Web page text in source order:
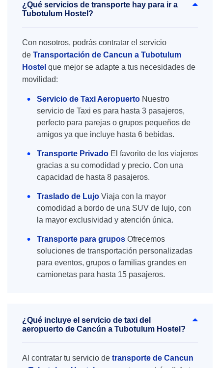
¿Qué servicios de transporte hay para ir a
Tubotulum Hostel?
Con nosotros, podrás contratar el servicio
de Transportación de Cancun a Tubotulum
Hostel que mejor se adapte a tus necesidades de
movilidad:
Servicio de Taxi Aeropuerto Nuestro
servicio de Taxi es para hasta 3 pasajeros,
perfecto para parejas o grupos pequeños de
amigos ya que incluye hasta 6 bebidas.
Transporte Privado El favorito de los viajeros
gracias a su comodidad y precio. Con una
capacidad de hasta 8 pasajeros.
Traslado de Lujo Viaja con la mayor
comodidad a bordo de una SUV de lujo, con
la mayor exclusividad y atención única.
Transporte para grupos Ofrecemos
soluciones de transportación personalizadas
para eventos, grupos o familias grandes en
camionetas para hasta 15 pasajeros.
¿Qué incluye el servicio de taxi del
aeropuerto de Cancún a Tubotulum Hostel?
Al contratar tu servicio de transporte de Cancun